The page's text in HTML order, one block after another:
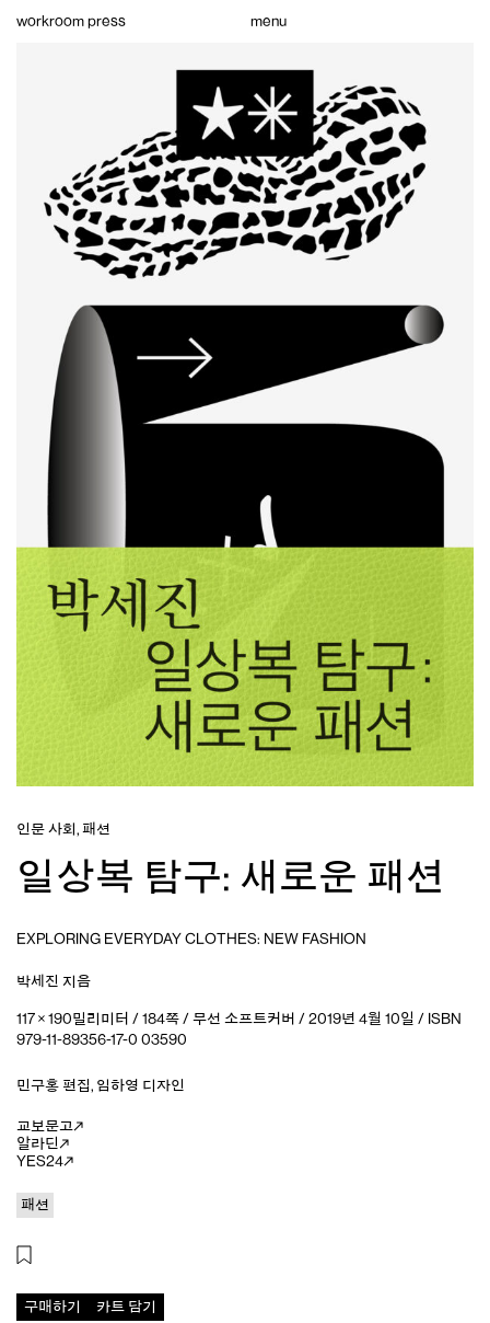
workroom press menu
인문 사회 , 패션
일상복 탐구: 새로운 패션
EXPLORING EVERYDAY CLOTHES: NEW FASHION
박세진 지음
117 × 190밀리미터 / 184쪽 / 무선 소프트커버 / 2019년 4월 10일 / ISBN
979-11-89356-17-0 03590
민구홍 편집 임하영 디자인
교보문고
알라딘
YES24
패션
카트 담기
구매하기